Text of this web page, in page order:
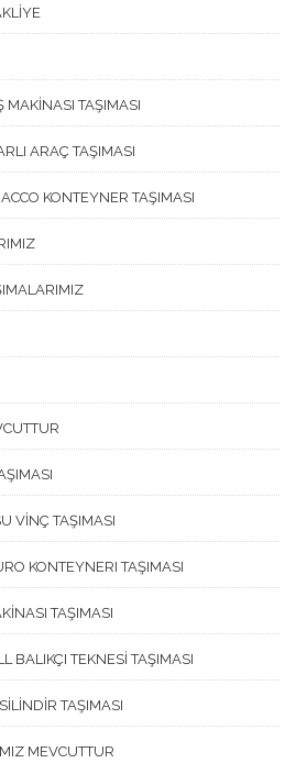
MAKİNASI TAŞIMASI
ARAÇ TAŞIMASI
KONTEYNER TAŞIMASI
VİNÇ TAŞIMASI
KONTEYNERI TAŞIMASI
TAŞIMASI
BALIKÇI TEKNESİ TAŞIMASI
TAŞIMASI
MEVCUTTUR